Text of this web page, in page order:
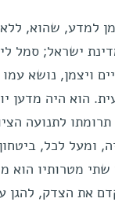
למדע, שהוא,
ישראל; סמל
ויצמן, נושא
הוא היה מדען
לתנועה
ומעל לכל,
מטרותיו הוא
את הצדק, להגן